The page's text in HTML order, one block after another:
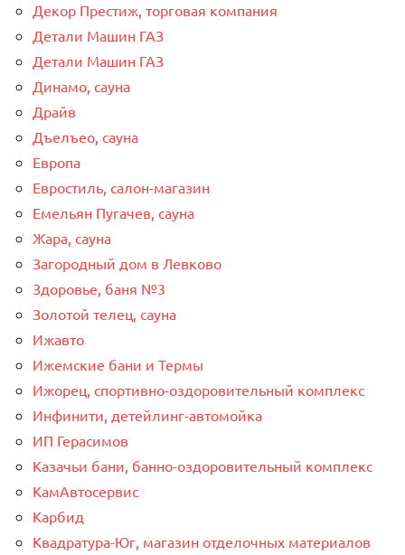
Декор Престиж, торговая компания
Детали Машин ГАЗ
Детали Машин ГАЗ
Динамо, сауна
Драйв
Дъелъео, сауна
Европа
Евростиль, салон-магазин
Емельян Пугачев, сауна
Жара, сауна
Загородный дом в Левково
Здоровье, баня №3
Золотой телец, сауна
Ижавто
Ижемские бани и Термы
Ижорец, спортивно-оздоровительный комплекс
Инфинити, детейлинг-автомойка
ИП Герасимов
Казачьи бани, банно-оздоровительный комплекс
КамАвтосервис
Карбид
Квадратура-Юг, магазин отделочных материалов